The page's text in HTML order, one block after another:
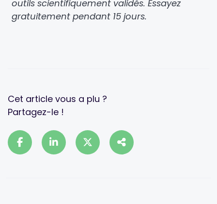
outils scientifiquement validés. Essayez
gratuitement pendant 15 jours.
Cet article vous a plu ?
Partagez-le !